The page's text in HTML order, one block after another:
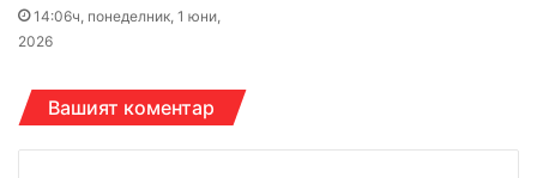
14:06ч, понеделник, 1 юни,
2026
Вашият коментар